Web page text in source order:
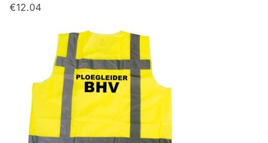
€12.04